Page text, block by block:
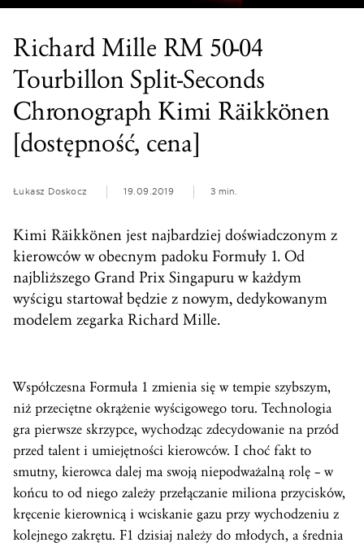
Richard Mille RM 50-04
Tourbillon Split-Seconds
Chronograph Kimi Räikkönen
[dostępność, cena]
Łukasz Doskocz 19.09.2019 3 min.
Kimi Räikkönen jest najbardziej doświadczonym z
kierowców w obecnym padoku Formuły 1. Od
najbliższego Grand Prix Singapuru w każdym
wyścigu startował będzie z nowym, dedykowanym
modelem zegarka Richard Mille.
Współczesna Formuła 1 zmienia się w tempie szybszym,
niż przeciętne okrążenie wyścigowego toru. Technologia
gra pierwsze skrzypce, wychodząc zdecydowanie na przód
przed talent i umiejętności kierowców. I choć fakt to
smutny, kierowca dalej ma swoją niepodważalną rolę – w
końcu to od niego zależy przełączanie miliona przycisków,
kręcenie kierownicą i wciskanie gazu przy wychodzeniu z
kolejnego zakrętu. F1 dzisiaj należy do młodych, a średnia